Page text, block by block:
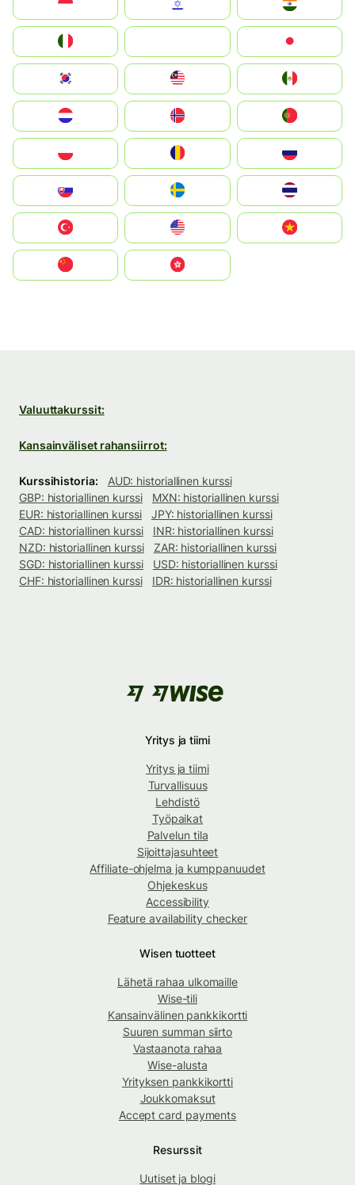
South Korea
United States
中國香港特別行政區
Valuuttakurssit:
Kansainväliset rahansiirrot:
Kurssihistoria:
AUD: historiallinen kurssi
GBP: historiallinen kurssi
MXN: historiallinen kurssi
EUR: historiallinen kurssi
JPY: historiallinen kurssi
CAD: historiallinen kurssi
INR: historiallinen kurssi
NZD: historiallinen kurssi
ZAR: historiallinen kurssi
SGD: historiallinen kurssi
USD: historiallinen kurssi
CHF: historiallinen kurssi
IDR: historiallinen kurssi
Yritys ja tiimi
Yritys ja tiimi
Turvallisuus
Lehdistö
Työpaikat
Palvelun tila
Sijoittajasuhteet
Affiliate-ohjelma ja kumppanuudet
Ohjekeskus
Accessibility
Feature availability checker
Wisen tuotteet
Lähetä rahaa ulkomaille
Wise-tili
Kansainvälinen pankkikortti
Suuren summan siirto
Vastaanota rahaa
Wise-alusta
Yrityksen pankkikortti
Joukkomaksut
Accept card payments
Resurssit
Uutiset ja blogi